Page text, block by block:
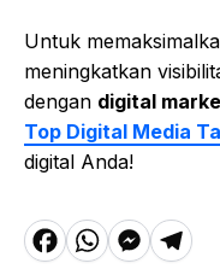
Untuk
meningkatkan
dengan digital
Top Digital Media
digital Anda!
F WMT